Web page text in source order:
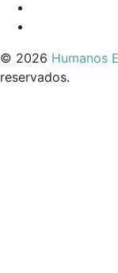
© 2026 Humanos
reservados.